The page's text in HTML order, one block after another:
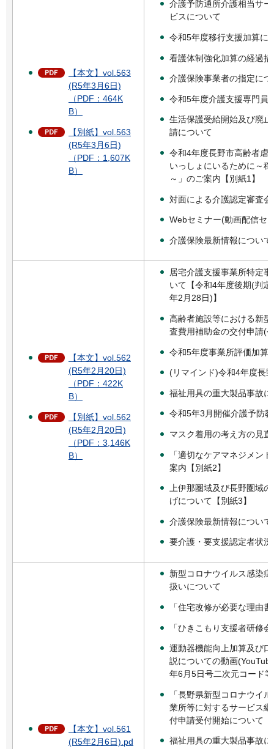
【本文】vol.563
(R5年3月6日)
（PDF：464K
B）
【別紙】vol.563
(R5年3月6日)
（PDF：1,607K
B）
介護予防通所介護相当サ
ビスについて
令和5年度移行支援加算に
看護体制強化加算の経過
介護保険事業者の指定につ
令和5年度介護支援専門員
生活保護受給開始及び廃
請について
令和4年度長野市高齢者虐
いっしょにいるために～
～」のご案内【別紙1】
対面による介護認定審査
Webセミナー(動画配信セ
介護保険最新情報について
【本文】vol.562
(R5年2月20日)
（PDF：422K
B）
【別紙】vol.562
(R5年2月20日)
（PDF：3,146K
B）
居宅介護支援事業所特定
いて【令和4年度後期(判
年2月28日)】
高齢者施設等における新
査費用補助金の交付申請(
令和5年度事業所評価加算
(リマインド)令和4年度長
福祉用具の重大製品事故
令和5年3月開催介護予防
マスク着用の考え方の見
「適切なケアマネジメン
案内【別紙2】
上伊那圏域及び長野圏域
げについて【別紙3】
介護保険最新情報について
要介護・要支援認定者状
【本文】vol.561
(R5年2月6日).pd
新型コロナウイルス感染
扱いについて
「住宅改修が必要な理由
「ひきこもり支援者研修
運動器機能向上加算及び
説についての動画
年6月5日号二次元コード
「長野県新型コロナウイ
業所等に対するサービス
付申請受付開始について
福祉用具の重大製品事故